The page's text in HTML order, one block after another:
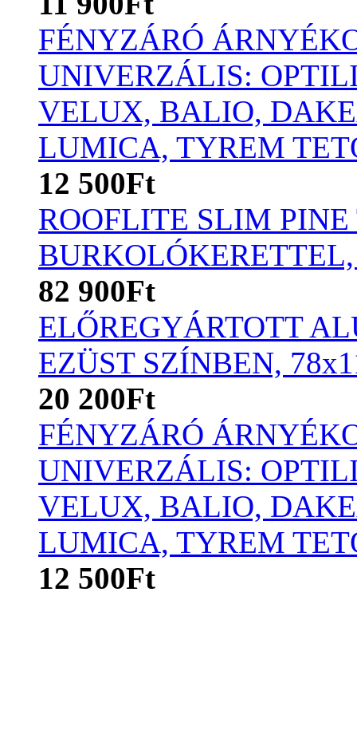
FÉNYZÁRÓ
UNIVERZÁLIS:
VELUX, BALIO,
LUMICA, TYREM
12 500Ft
ROOFLITE SLIM
82 900Ft
ELŐREGYÁRTOTT
EZÜST SZÍNBEN,
20 200Ft
FÉNYZÁRÓ
UNIVERZÁLIS:
VELUX, BALIO,
LUMICA, TYREM
12 500Ft